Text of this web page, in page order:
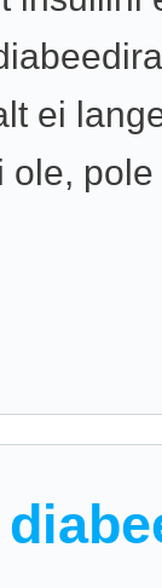
ei
ole, pole